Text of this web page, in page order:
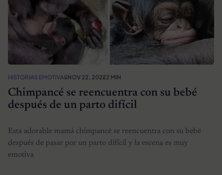
HISTORIAS EMOTIVASNOV 22, 20222 MIN
Chimpancé se reencuentra con su bebé
después de un parto difícil
Esta adorable mamá chimpancé se reencuentra con su bebé
después de pasar por un parto difícil y la escena es muy
emotiva